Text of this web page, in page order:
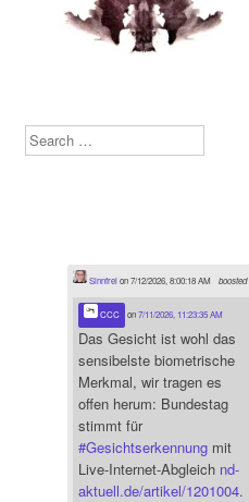
Search
boosted
Sinnfreion 7/12/2026, 8:00:18 AM
CCC on7/11/2026, 11:23:35 AM
Das Gesicht ist wohl das
sensibelste biometrische
Merkmal, wir tragen es
offen herum: Bundestag
stimmt für
#Gesichtserkennung mit
Live-Internet-Abgleich nd-
aktuell.de/artikel/1201004.